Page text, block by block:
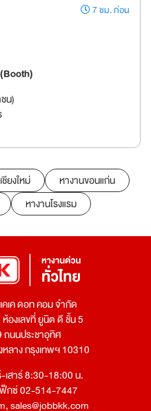
7 ชม. ก่อน
น)
ยงใหม่
หางานขอนแก่น
หางานโรงแรม
เค ดอท คอม จำกัด
องเลขที่ ยูนิต ดี ชั้น 5
ถนนประชาอุทิศ
หลาง กรุงเทพฯ 10310
สาร์ 8:30-18:00 น.
กซ์ 02-514-7447
,sales@jobbkk.com